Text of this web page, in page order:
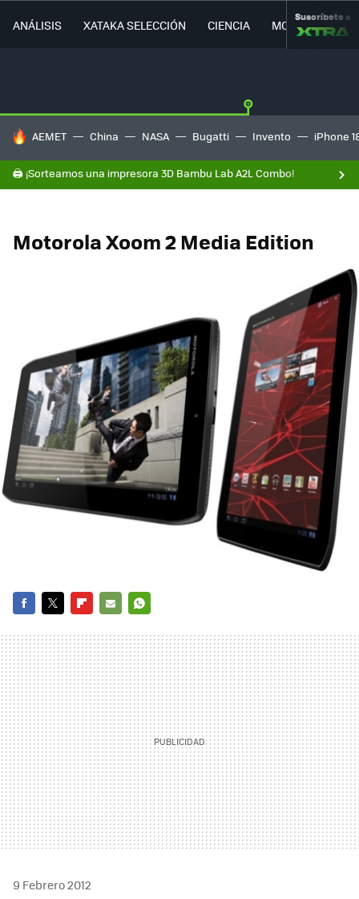
ANÁLISIS XATAKA SELECCIÓN CIENCIA MOVILIDAD
Suscríbete a
HOY SE HABLA DE
AEMET China NASA Bugatti Invento iPhone
🖨️ ¡Sorteamos una impresora 3D Bambu Lab A2L Combo!
Motorola Xoom 2 Media Edition
MAIL
9 Febrero 2012